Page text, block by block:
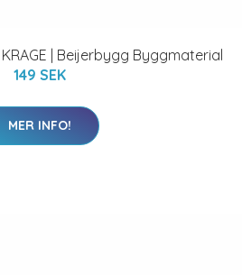
KRAGE | Beijerbygg Byggmaterial
149 SEK
MER INFO!